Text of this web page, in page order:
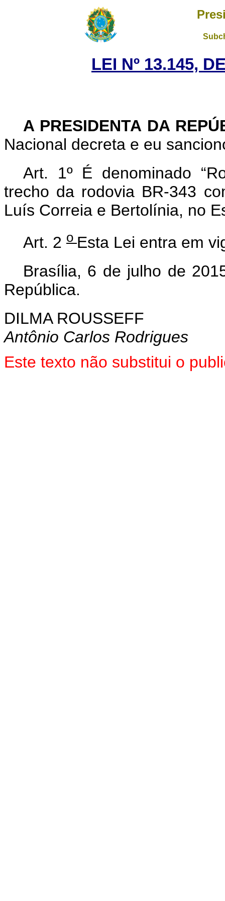
LEI Nº 13.145,
A PRESIDENTA DA
Nacional decreta e eu
Art. 1º É denominado
trecho da rodovia BR-343
Luís Correia e Bertolínia, no
Art. 2 o Esta Lei entra em
Brasília, 6 de julho de
República.
DILMA ROUSSEFF
Antônio Carlos Rodrigues
Este texto não substitui o